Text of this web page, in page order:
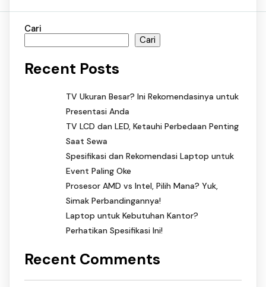
Cari
Cari
Recent Posts
TV Ukuran Besar? Ini Rekomendasinya untuk
Presentasi Anda
TV LCD dan LED, Ketauhi Perbedaan Penting
Saat Sewa
Spesifikasi dan Rekomendasi Laptop untuk
Event Paling Oke
Prosesor AMD vs Intel, Pilih Mana? Yuk,
Simak Perbandingannya!
Laptop untuk Kebutuhan Kantor?
Perhatikan Spesifikasi Ini!
Recent Comments